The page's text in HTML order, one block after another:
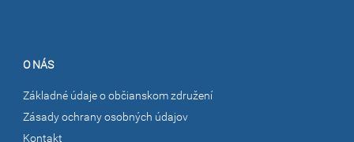
O NÁS
Základné údaje o občianskom združení
Zásady ochrany osobných údajov
Kontakt